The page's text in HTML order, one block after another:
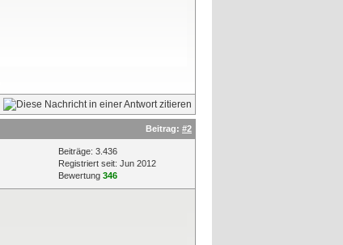
Beitrag: #2
Beiträge: 3.436
Registriert seit: Jun 2012
Bewertung 346